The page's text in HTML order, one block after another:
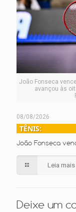
João Fonseca
avançou às
08/08/2026
TÊNIS:
João Fonseca
Leia mais
Deixe um